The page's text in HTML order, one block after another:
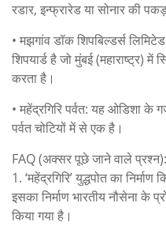
रडार, इन्फ्रारेड या सोनार की
• मझगांव डॉक शिपबिल्डर्स
शिपयार्ड है जो मुंबई (महाराष्ट्र)
करता है।
• महेंद्रगिरि पर्वत: यह ओडिशा के
पर्वत चोटियों में से एक है।
FAQ (अक्सर पूछे जाने वाले प्रश्न):
1. ‘महेंद्रगिरि’ युद्धपोत का
इसका निर्माण भारतीय नौसेना
किया गया है।